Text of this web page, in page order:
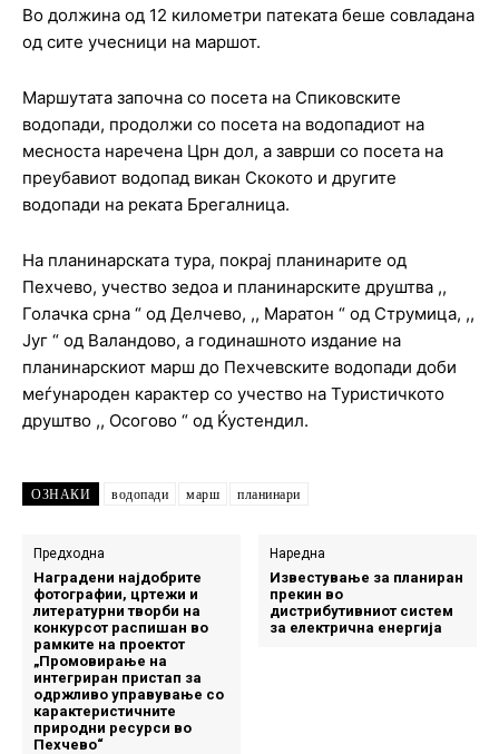
Во должина од 12 километри патеката беше совладана
од сите учесници на маршот.
Маршутата започна со посета на Спиковските
водопади, продолжи со посета на водопадиот на
месноста наречена Црн дол, а заврши со посета на
преубавиот водопад викан Скокото и другите
водопади на реката Брегалница.
На планинарската тура, покрај планинарите од
Пехчево, учество зедоа и планинарските друштва ,,
Голачка срна “ од Делчево, ,, Маратон “ од Струмица, ,,
Југ “ од Валандово, а годинашното издание на
планинарскиот марш до Пехчевските водопади доби
меѓународен карактер со учество на Туристичкото
друштво ,, Осогово “ од Ќустендил.
ОЗНАКИ водопади марш планинари
Предходна
Наградени најдобрите
фотографии, цртежи и
литературни творби на
конкурсот распишан во
рамките на проектот
„Промовирање на
интегриран пристап за
одржливо управување со
карактеристичните
природни ресурси во
Пехчево“
Наредна
Известување за планиран
прекин во
дистрибутивниот систем
за електрична енергија